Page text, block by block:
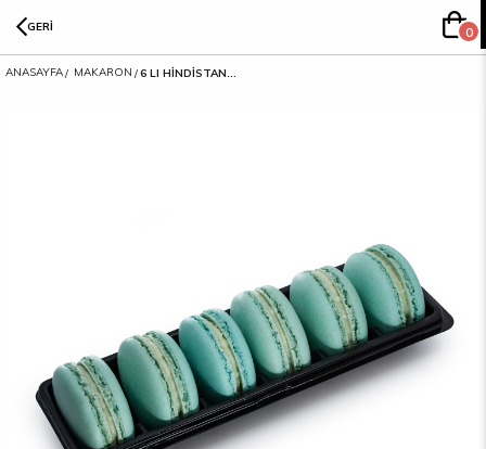
GERİ 0
ANASAYFA MAKARON 6 LI HİNDİSTAN CEVİZLİ MAKARON